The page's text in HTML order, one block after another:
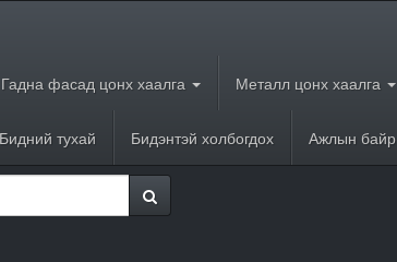
Гадна фасад цонх хаалга Металл цонх хаалга
Бидний тухай Бидэнтэй холбогдох Ажлын байр